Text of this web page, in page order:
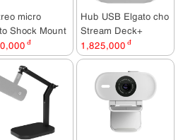
micro
Shock Mount
đ
Hub USB Elgato cho
Stream Deck+
1,825,000 đ